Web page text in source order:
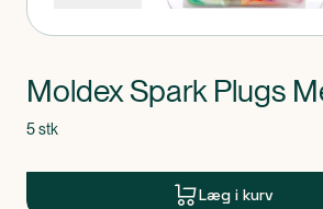
Moldex Spark Plugs
5 stk
Læg i kurv